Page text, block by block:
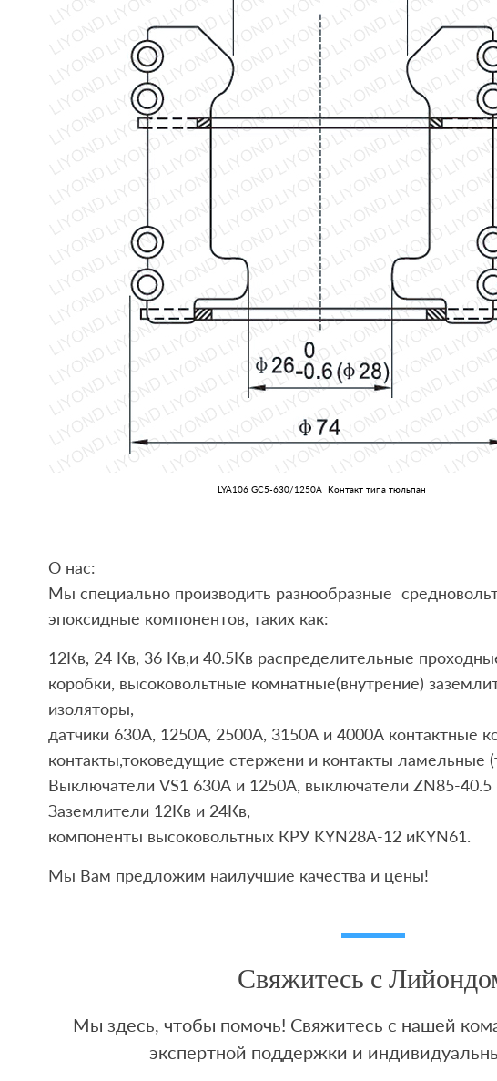
LYA106 GC5-630/1250A Контакт типа тюльпан
О нас:
Мы специально производить разнообразные
эпоксидные компонентов, таких как:
12Кв, 24 Кв, 36 Кв,и 40.5Кв распределительные
коробки, высоковольтные комнатные(внутрение)
изоляторы,
датчики 630А, 1250A, 2500А, 3150А и 4000А контактные
контакты,токоведущие стержени и контакты ламельные
Выключатели VS1 630А и 1250А, выключатели ZN85-40.5
Заземлители 12Кв и 24Кв,
компоненты высоковольтных КРУ KYN28A-12 иKYN61.
Мы Вам предложим наилучшие качества и цены!
Свяжитесь с
Мы здесь, чтобы помочь! Свяжитесь с нашей
экспертной поддержки и